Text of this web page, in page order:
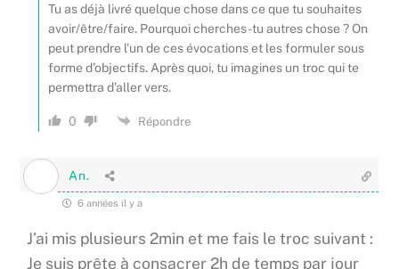
Tu as déjà livré quelque chose dans ce que tu souhaites
avoir/être/faire. Pourquoi cherches-tu autres chose ? On
peut prendre l’un de ces évocations et les formuler sous
forme d’objectifs. Après quoi, tu imagines un troc qui te
permettra d’aller vers.
0 Répondre
An.
6 années il y a
J’ai mis plusieurs 2min et me fais le troc suivant :
Je suis prête à consacrer 2h de temps par jour